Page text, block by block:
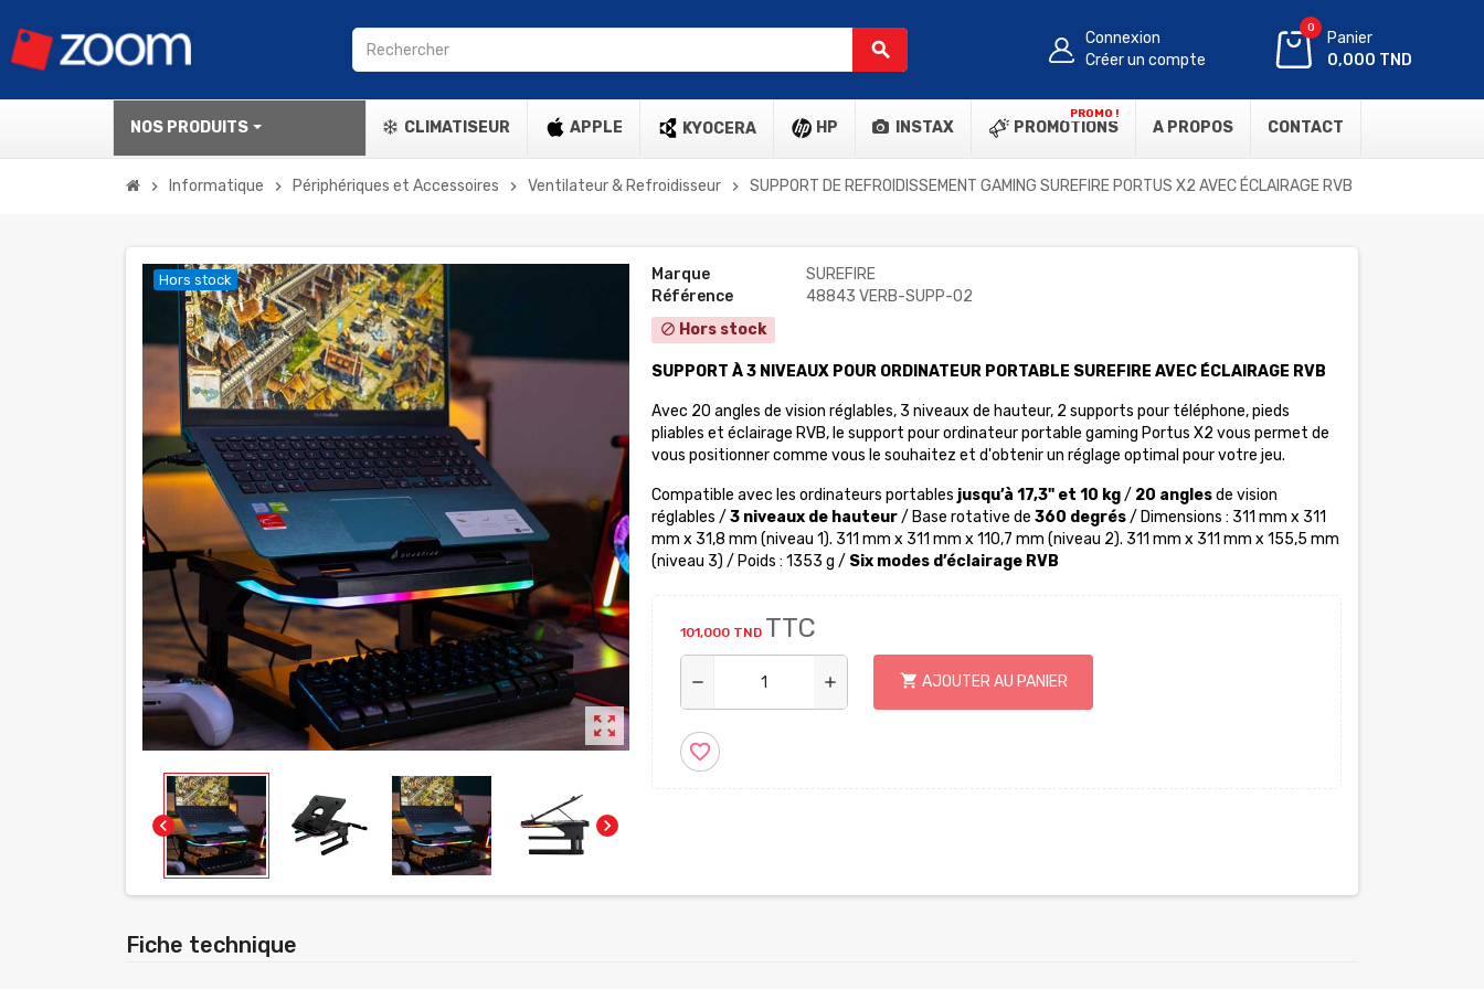
search
Connexion
Créer un compte
0
Panier
0,000 TND
NOS PRODUITS CLIMATISEUR APPLE KYOCERA HP INSTAX PROMOTIONS
PROMO !
A PROPOS CONTACT
chevron_right Informatique chevron_right Périphériques et Accessoires chevron_right Ventilateur & Refroidisseur chevron_right SUPPORT DE REFROIDISSEMENT GAMING SUREFIRE PORTUS X2 AVEC ÉCLAIRAGE RVB
zoom_out_map
chevron_left chevron_right
Hors stock Marque
SUREFIRE
Référence
48843 VERB-SUPP-02
block Hors stock
SUPPORT À 3 NIVEAUX POUR ORDINATEUR PORTABLE SUREFIRE AVEC ÉCLAIRAGE RVB
Avec 20 angles de vision réglables, 3 niveaux de hauteur, 2 supports pour téléphone, pieds
pliables et éclairage RVB, le support pour ordinateur portable gaming Portus X2 vous permet de
vous positionner comme vous le souhaitez et d'obtenir un réglage optimal pour votre jeu.
Compatible avec les ordinateurs portables jusqu’à 17,3" et 10 kg/ 20 anglesde vision
réglables / 3 niveaux de hauteur/ Base rotative de 360 degrés/ Dimensions : 311 mm x 311
mm x 31,8 mm (niveau 1). 311 mm x 311 mm x 110,7 mm (niveau 2). 311 mm x 311 mm x 155,5 mm
(niveau 3) / Poids : 1353 g / Six modes d’éclairage RVB
101,000 TND TTC
remove add shopping_cart AJOUTER AU PANIER
favorite_border
Fiche technique